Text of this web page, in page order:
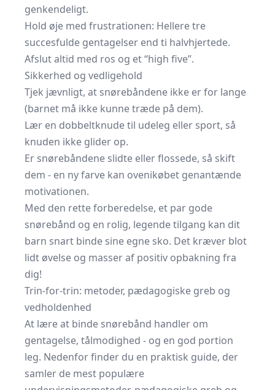
genkendeligt.
Hold øje med frustrationen: Hellere tre
succesfulde gentagelser end ti halvhjertede.
Afslut altid med ros og et “high five”.
Sikkerhed og vedligehold
Tjek jævnligt, at snørebåndene ikke er for lange
(barnet må ikke kunne træde på dem).
Lær en dobbeltknude til udeleg eller sport, så
knuden ikke glider op.
Er snørebåndene slidte eller flossede, så skift
dem - en ny farve kan ovenikøbet genantænde
motivationen.
Med den rette forberedelse, et par gode
snørebånd og en rolig, legende tilgang kan dit
barn snart binde sine egne sko. Det kræver blot
lidt øvelse og masser af positiv opbakning fra
dig!
Trin-for-trin: metoder, pædagogiske greb og
vedholdenhed
At lære at binde snørebånd handler om
gentagelse, tålmodighed - og en god portion
leg. Nedenfor finder du en praktisk guide, der
samler de mest populære